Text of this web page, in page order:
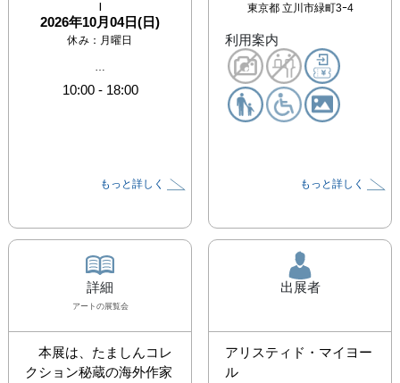
|
2026年10月04日(日)
休み： 月曜日
…
10:00- 18:00
もっと詳しく
東京都 立川市緑町3ｰ4
利用案内
もっと詳しく
詳細
アート の展覧会
本展は、たましんコレ
クション秘蔵の海外作家
出展者
アリスティド・マイヨー
ル